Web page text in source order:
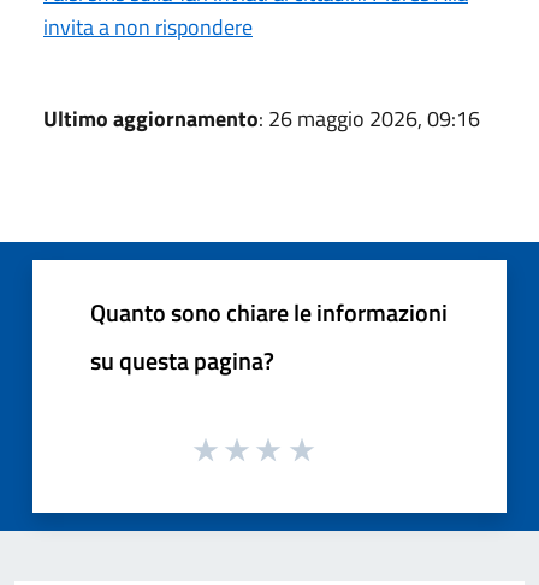
invita a non rispondere
Ultimo aggiornamento: 26 maggio 2026, 09:16
Quanto sono chiare le informazioni
su questa pagina?